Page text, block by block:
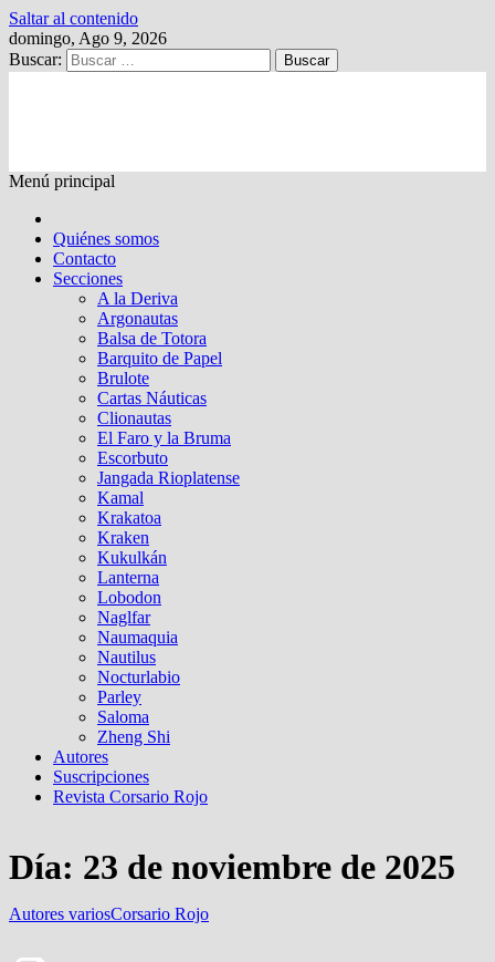
Saltar al contenido
domingo, Ago 9, 2026
Buscar:
Menú principal
Quiénes somos
Contacto
Secciones
A la Deriva
Argonautas
Balsa de Totora
Barquito de Papel
Brulote
Cartas Náuticas
Clionautas
El Faro y la Bruma
Escorbuto
Jangada Rioplatense
Kamal
Krakatoa
Kraken
Kukulkán
Lanterna
Lobodon
Naglfar
Naumaquia
Nautilus
Nocturlabio
Parley
Saloma
Zheng Shi
Autores
Suscripciones
Revista Corsario Rojo
Día: 23 de noviembre de 2025
Autores variosCorsario Rojo